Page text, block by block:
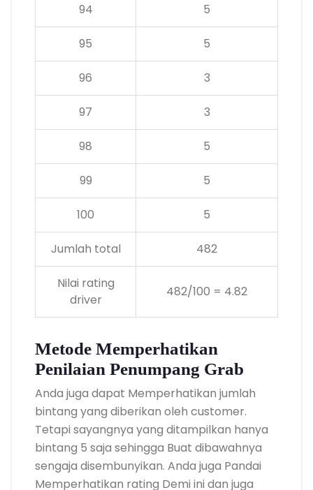
94 5
95 5
96 3
97 3
98 5
99 5
100 5
Jumlah total 482
Nilai rating
driver
482/100 = 4.82
Metode Memperhatikan
Penilaian Penumpang Grab
Anda juga dapat Memperhatikan jumlah
bintang yang diberikan oleh customer.
Tetapi sayangnya yang ditampilkan hanya
bintang 5 saja sehingga Buat dibawahnya
sengaja disembunyikan. Anda juga Pandai
Memperhatikan rating Demi ini dan juga